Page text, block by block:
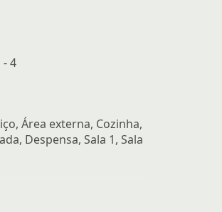
- 4
Área externa, Cozinha,
Despensa, Sala 1, Sala